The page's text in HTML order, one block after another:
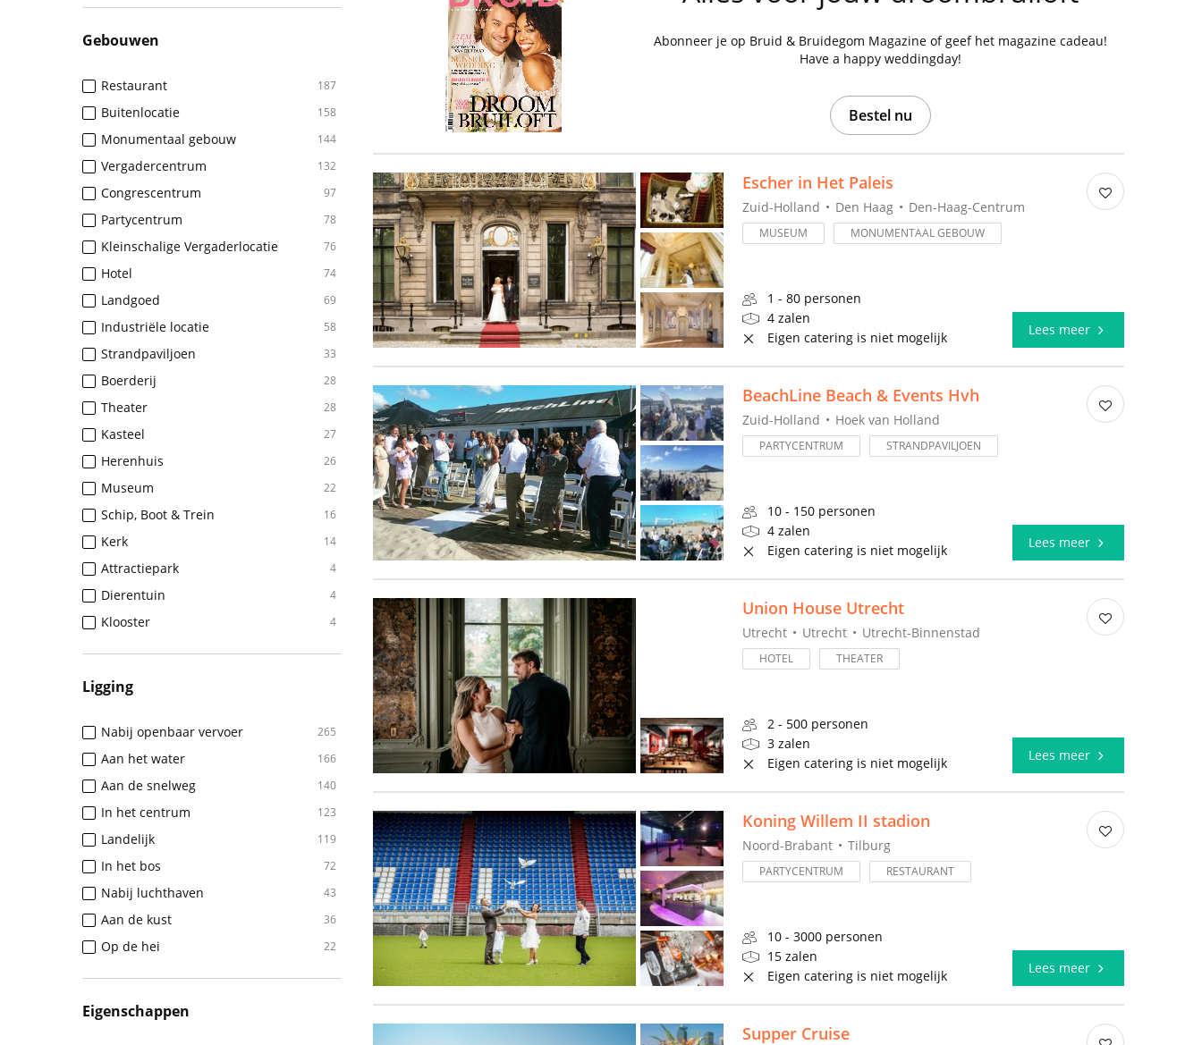
Gebouwen
Restaurant 187
Buitenlocatie 158
Monumentaal gebouw 144
Vergadercentrum 132
Congrescentrum 97
Partycentrum 78
Kleinschalige Vergaderlocatie 76
Hotel 74
Landgoed 69
Industriële locatie 58
Strandpaviljoen 33
Boerderij 28
Theater 28
Kasteel 27
Herenhuis 26
Museum 22
Schip, Boot & Trein 16
Kerk 14
Attractiepark 4
Dierentuin 4
Klooster 4
Ligging
Nabij openbaar vervoer 265
Aan het water 166
Aan de snelweg 140
In het centrum 123
Landelijk 119
In het bos 72
Nabij luchthaven 43
Aan de kust 36
Op de hei 22
Eigenschappen
Abonneer je op Bruid & Bruidegom Magazine of geef het magazine cadeau!
Have a happy weddingday!
Bestel nu
Escher in Het Paleis
Zuid-Holland Den Haag Den-Haag-Centrum
MUSEUM MONUMENTAAL GEBOUW
1 - 80 personen
4 zalen
Eigen catering is niet mogelijk
Lees meer
BeachLine Beach & Events Hvh
Zuid-Holland Hoek van Holland
PARTYCENTRUM STRANDPAVILJOEN
10 - 150 personen
4 zalen
Eigen catering is niet mogelijk
Lees meer
Union House Utrecht
Utrecht Utrecht Utrecht-Binnenstad
HOTEL THEATER
2 - 500 personen
3 zalen
Eigen catering is niet mogelijk
Lees meer
Koning Willem II stadion
Noord-Brabant Tilburg
PARTYCENTRUM RESTAURANT
10 - 3000 personen
15 zalen
Eigen catering is niet mogelijk
Lees meer
Supper Cruise